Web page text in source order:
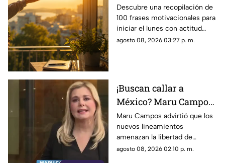
motivación y éxito
Descubre una recopilación de
100 frases motivacionales para
iniciar el lunes con actitud
positiva, superar la rutina y
agosto 08, 2026 03:27 p. m.
¡Buscan callar a
México? Maru Campos
rechaza regulaciones
que amenazan la
libertad de expresión y
sancionan a la prensa
Maru Campos advirtió que los
nuevos lineamientos
amenazan la libertad de
expresión al permitir al poder
agosto 08, 2026 02:10 p. m.